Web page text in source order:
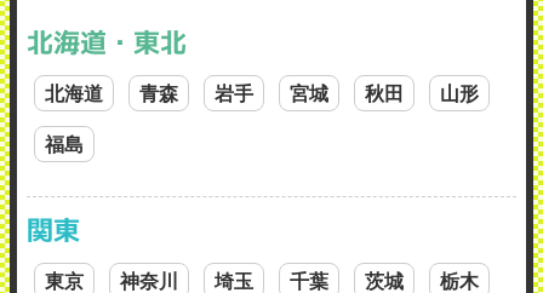
北海道・東北
北海道 青森 岩手 宮城 秋田 山形
福島
関東
東京 神奈川 埼玉 千葉 茨城 栃木